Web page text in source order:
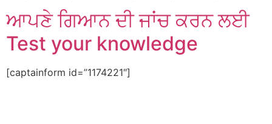
ਆਪਣੇ ਗਿਆਨ ਦੀ ਜਾਂਚ ਕਰਨ ਲਈ
Test your knowledge
[captainform id=”1174221″]